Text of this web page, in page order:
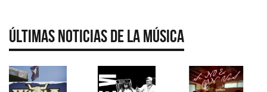
Últimas Noticias de la Música